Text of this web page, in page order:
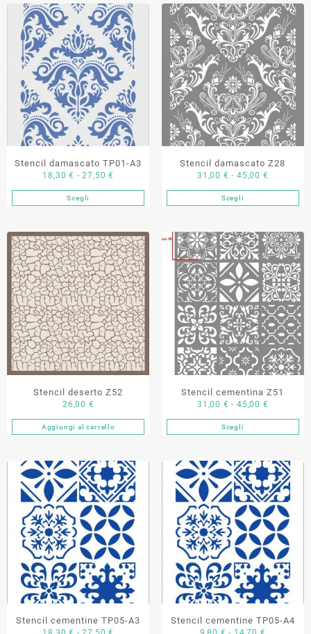
Stencil damascato TP01-A3
18,30€ - 27,50€
di
prezzo:
18,30 €
a
27,50 €
ScegliQuesto
ha
più
varianti.
Le
opzioni
possono
essere
scelte
nella
pagina
del
prodotto
Stencil damascato Z28
31,00 € - 45,00 €
di
prezzo:
31,00 €
a
45,00 €
ScegliQuesto
ha
più
varianti.
Le
opzioni
possono
essere
scelte
nella
pagina
del
prodotto
Stencil deserto Z52
26,00 €
Aggiungi al carrello
Stencil cementina Z51
31,00 € - 45,00 €
di
prezzo:
31,00 €
a
45,00 €
ScegliQuesto
ha
più
varianti.
Le
opzioni
possono
essere
scelte
nella
pagina
del
prodotto
Stencil cementine TP05-A3 Stencil cementine TP05-A4